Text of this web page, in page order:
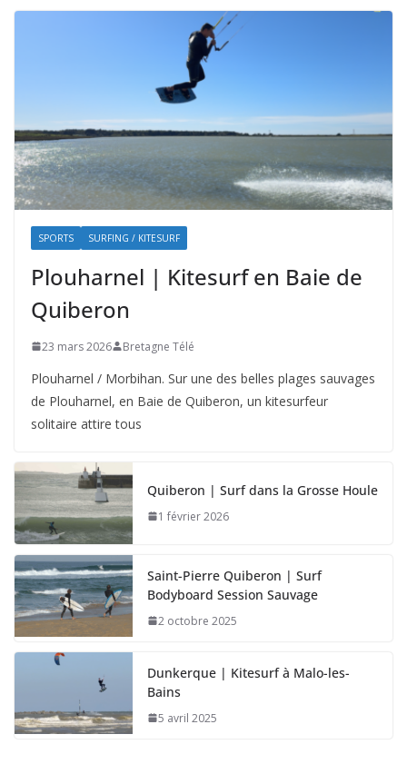
SPORTS SURFING / KITESURF
Plouharnel | Kitesurf en Baie de
Quiberon
23 mars 2026 Bretagne Télé
Plouharnel / Morbihan. Sur une des belles plages sauvages
de Plouharnel, en Baie de Quiberon, un kitesurfeur
solitaire attire tous
Quiberon | Surf dans la Grosse Houle
1 février 2026
Saint-Pierre Quiberon | Surf
Bodyboard Session Sauvage
2 octobre 2025
Dunkerque | Kitesurf à Malo-les-
Bains
5 avril 2025